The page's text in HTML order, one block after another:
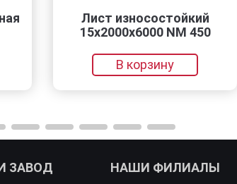
Лист износостойкий
15х2000х6000 NM 450
В корзину
ЗАВОД
НАШИ ФИЛИАЛЫ